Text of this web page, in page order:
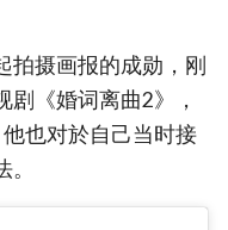
拍摄画报的成勋，刚
《婚词离曲2》，
也对於自己当时接